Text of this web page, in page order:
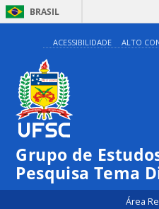
BRASIL
ACESSIBILIDADE ALTO
Grupo de
Pesquisa Tema
Área